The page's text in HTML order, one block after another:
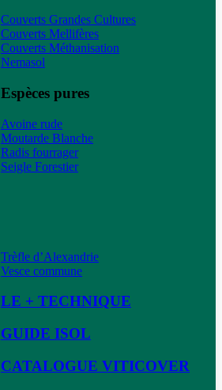
Couverts Grandes Cultures
Couverts Mellifères
Couverts Méthanisation
Nemasol
Espèces pures
Avoine rude
Moutarde Blanche
Radis fourrager
Seigle Forestier
Trèfle d’Alexandrie
Vesce commune
LE + TECHNIQUE
GUIDE ISOL
CATALOGUE VITICOVER